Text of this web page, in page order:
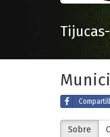
Tijucas-
Sobre